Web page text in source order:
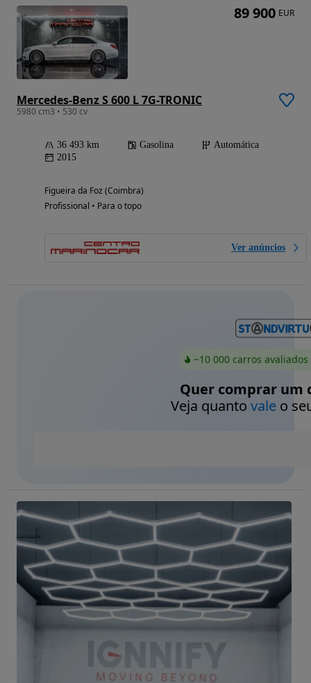
Mercedes-Benz S 600 L 7G-TRONIC
5980 cm3 • 530 cv
36 493 km Gasolina
Automática
2015
Figueira da Foz (Coimbra)
Profissional • Para o topo
Ver anúncios
89 900 EUR
~10 000 carros
Quer comprar um
Veja quanto valeo